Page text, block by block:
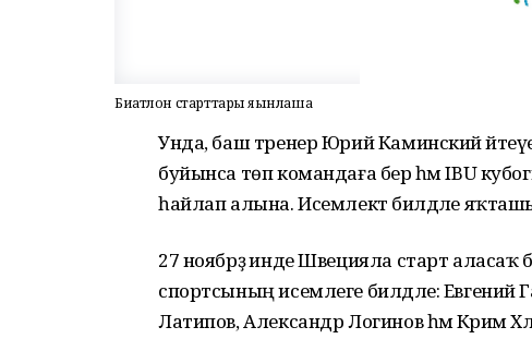
Биатлон старттары яҡынлаша
Унда, баш тренер Юрий Каминский
буйынса төп командаға бер һәм IBU
һайлап алына. Исемлектә билдәле
27 ноябрҙә инде Швецияла старт
спортсының исемлеге билдәле: Евгений
Латипов, Александр Логинов һәм Кәрим